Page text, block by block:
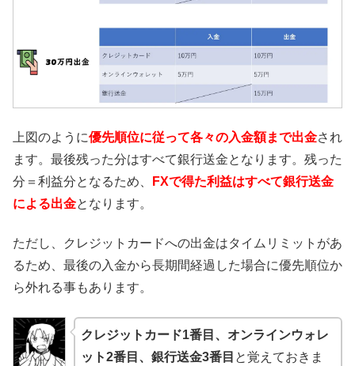
上図のように優先順位に従って各々の入金額まで出金され
ます。最後残った分はすべて銀行送金となります。残った
分＝利益分となるため、
FXで得た利益はすべて銀行送金
による出金となります。
ただし、クレジットカードへの出金はタイムリミットがあ
るため、最後の入金から長期間経過した場合に優先順位か
ら外れる事もあります。
クレジットカード1番目、オンラインウォレ
ット2番目、銀行送金3番目 と覚えておきま